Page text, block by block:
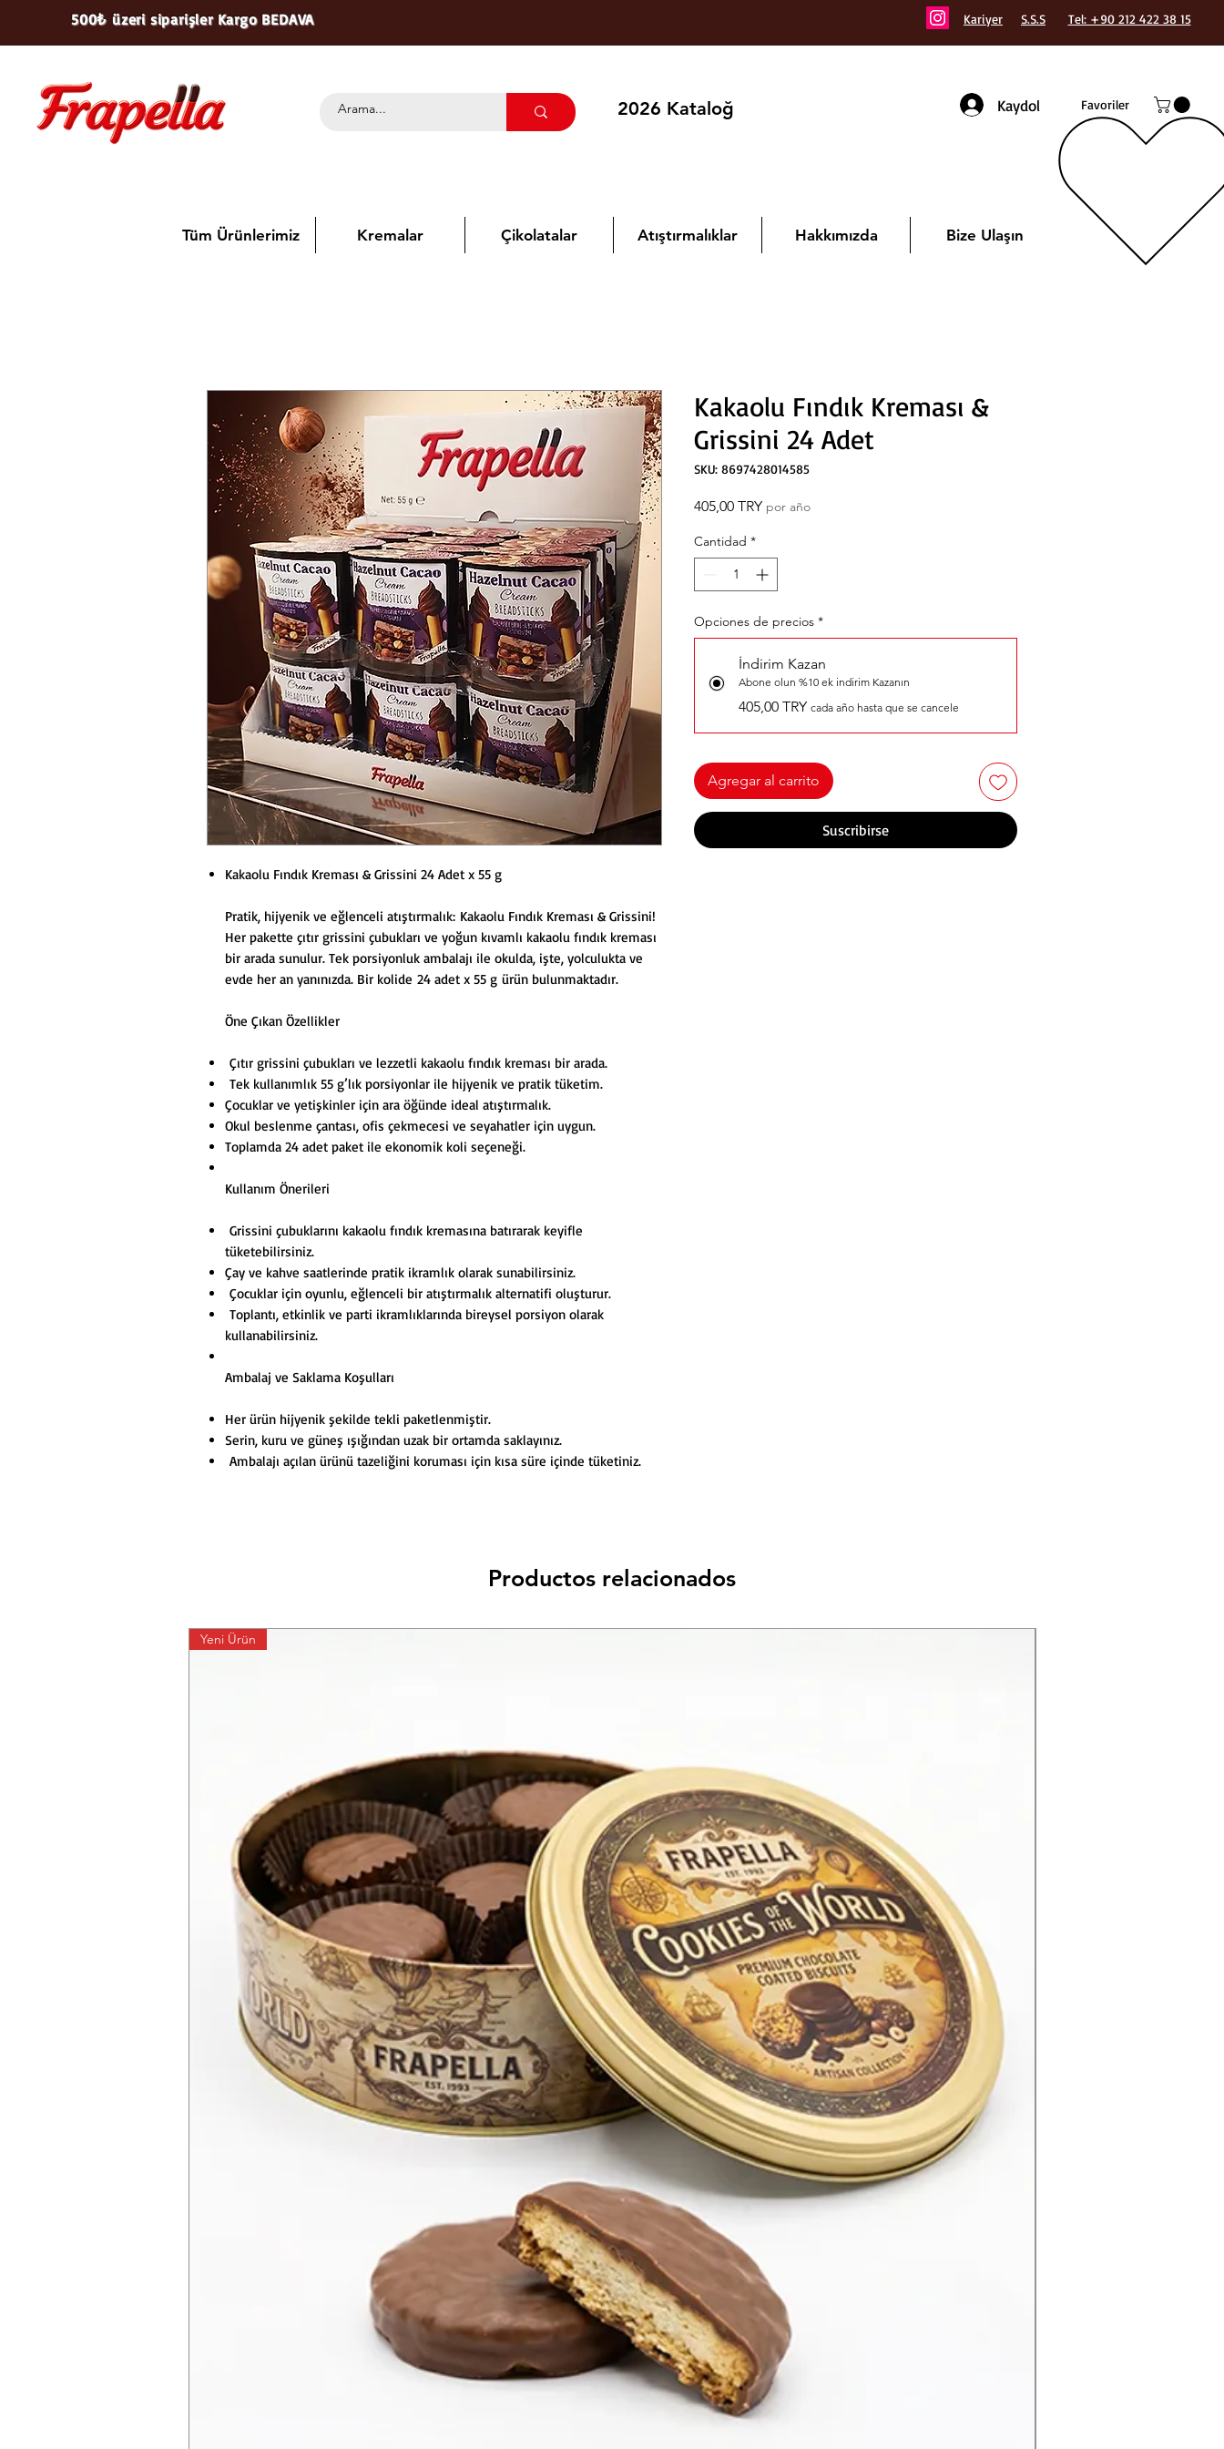
500₺ üzeri siparişler Kargo BEDAVA Kariyer S.S.S Tel: +90 212 422 38 15
2026 Kataloğ Kaydol Favoriler
Tüm Ürünlerimiz Kremalar Çikolatalar Atıştırmalıklar Hakkımızda Bize Ulaşın
Kakaolu Fındık Kreması & Grissini 24 Adet x 55 g
Pratik, hijyenik ve eğlenceli atıştırmalık: Kakaolu Fındık Kreması & Grissini!
Her pakette çıtır grissini çubukları ve yoğun kıvamlı kakaolu fındık kreması
bir arada sunulur. Tek porsiyonluk ambalajı ile okulda, işte, yolculukta ve
evde her an yanınızda. Bir kolide 24 adet x 55 g ürün bulunmaktadır.
Öne Çıkan Özellikler
Çıtır grissini çubukları ve lezzetli kakaolu fındık kreması bir arada.
Tek kullanımlık 55 g’lık porsiyonlar ile hijyenik ve pratik tüketim.
Çocuklar ve yetişkinler için ara öğünde ideal atıştırmalık.
Okul beslenme çantası, ofis çekmecesi ve seyahatler için uygun.
Toplamda 24 adet paket ile ekonomik koli seçeneği.
Kullanım Önerileri
Grissini çubuklarını kakaolu fındık kremasına batırarak keyifle
tüketebilirsiniz.
Çay ve kahve saatlerinde pratik ikramlık olarak sunabilirsiniz.
Çocuklar için oyunlu, eğlenceli bir atıştırmalık alternatifi oluşturur.
Toplantı, etkinlik ve parti ikramlıklarında bireysel porsiyon olarak
kullanabilirsiniz.
Ambalaj ve Saklama Koşulları
Her ürün hijyenik şekilde tekli paketlenmiştir.
Serin, kuru ve güneş ışığından uzak bir ortamda saklayınız.
Ambalajı açılan ürünü tazeliğini koruması için kısa süre içinde tüketiniz.
Kakaolu Fındık Kreması &
Grissini 24 Adet
SKU: 8697428014585
405,00 TRYPrecio
por año
Cantidad *
Opciones de precios *
İndirim Kazan
Abone olun %10 ek indirim Kazanın
405,00 TRY cada año hasta que se cancele
Agregar al carrito
Suscribirse
Productos relacionados
Yeni Ürün